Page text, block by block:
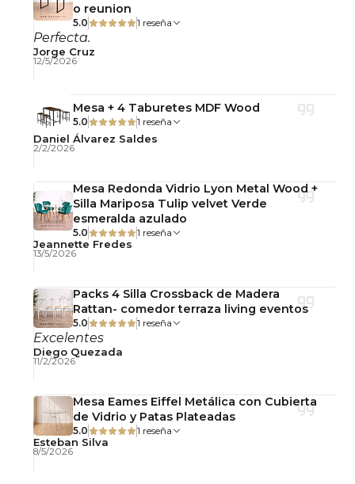
espera y espacios contemporáneos.
Mantenimiento y cuidado
madera, usar paño seco y evitar humedad
prolongada.
desarmado, con llaves y pernos para su
armado simple.
Observaciones
Fotografías referenciales.
o reunion
5.0 1 reseña
Perfecta.
Jorge Cruz
12/5/2026
Mesa + 4 Taburetes MDF Wood
5.0 1 reseña
Daniel Álvarez Saldes
2/2/2026
Mesa Redonda Vidrio Lyon Metal Wood +
Silla Mariposa Tulip velvet Verde
esmeralda azulado
5.0 1 reseña
Jeannette Fredes
13/5/2026
Packs 4 Silla Crossback de Madera
Rattan- comedor terraza living eventos
5.0 1 reseña
Excelentes
Diego Quezada
11/2/2026
Mesa Eames Eiffel Metálica con Cubierta
de Vidrio y Patas Plateadas
5.0 1 reseña
Esteban Silva
8/5/2026